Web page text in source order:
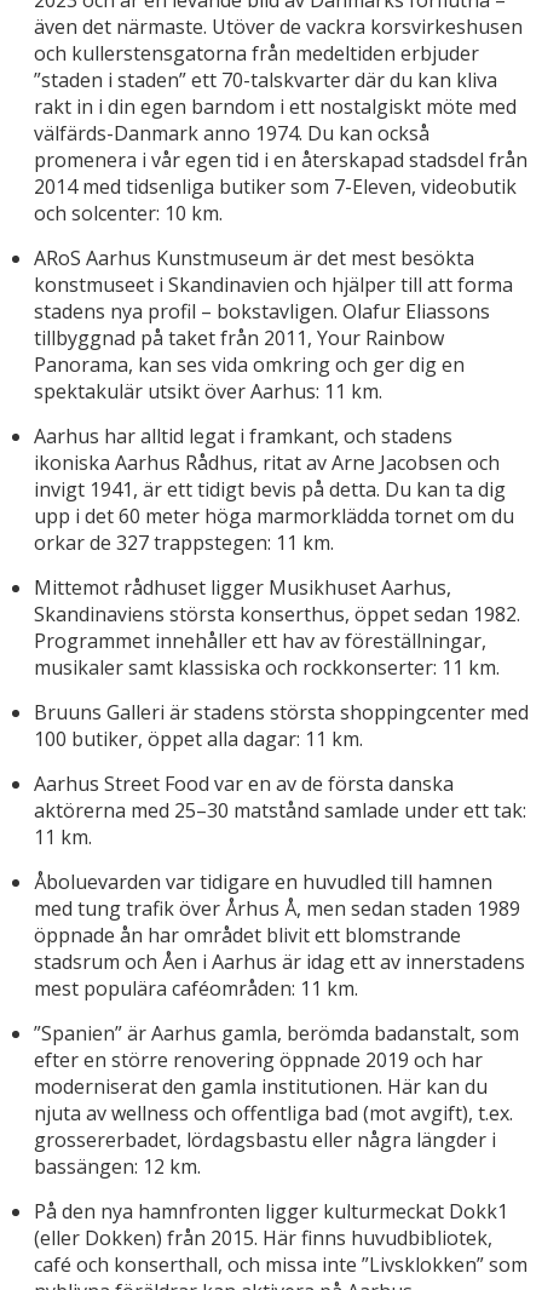
även det närmaste. Utöver de vackra korsvirkeshusen
och kullerstensgatorna från medeltiden erbjuder
”staden i staden” ett 70-talskvarter där du kan kliva
rakt in i din egen barndom i ett nostalgiskt möte med
välfärds-Danmark anno 1974. Du kan också
promenera i vår egen tid i en återskapad stadsdel från
2014 med tidsenliga butiker som 7-Eleven, videobutik
och solcenter: 10 km.
ARoS Aarhus Kunstmuseum är det mest besökta
konstmuseet i Skandinavien och hjälper till att forma
stadens nya profil – bokstavligen. Olafur Eliassons
tillbyggnad på taket från 2011, Your Rainbow
Panorama, kan ses vida omkring och ger dig en
spektakulär utsikt över Aarhus: 11 km.
Aarhus har alltid legat i framkant, och stadens
ikoniska Aarhus Rådhus, ritat av Arne Jacobsen och
invigt 1941, är ett tidigt bevis på detta. Du kan ta dig
upp i det 60 meter höga marmorklädda tornet om du
orkar de 327 trappstegen: 11 km.
Mittemot rådhuset ligger Musikhuset Aarhus,
Skandinaviens största konserthus, öppet sedan 1982.
Programmet innehåller ett hav av föreställningar,
musikaler samt klassiska och rockkonserter: 11 km.
Bruuns Galleri är stadens största shoppingcenter med
100 butiker, öppet alla dagar: 11 km.
Aarhus Street Food var en av de första danska
aktörerna med 25–30 matstånd samlade under ett tak:
11 km.
Åboluevarden var tidigare en huvudled till hamnen
med tung trafik över Århus Å, men sedan staden 1989
öppnade ån har området blivit ett blomstrande
stadsrum och Åen i Aarhus är idag ett av innerstadens
mest populära caféområden: 11 km.
”Spanien” är Aarhus gamla, berömda badanstalt, som
efter en större renovering öppnade 2019 och har
moderniserat den gamla institutionen. Här kan du
njuta av wellness och offentliga bad (mot avgift), t.ex.
grossererbadet, lördagsbastu eller några längder i
bassängen: 12 km.
På den nya hamnfronten ligger kulturmeckat Dokk1
(eller Dokken) från 2015. Här finns huvudbibliotek,
café och konserthall, och missa inte ”Livsklokken” som